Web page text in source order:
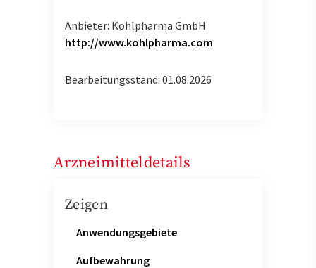
Anbieter: Kohlpharma GmbH
http://www.kohlpharma.com
Bearbeitungsstand: 01.08.2026
Arzneimitteldetails
Zeigen
Anwendungsgebiete
Aufbewahrung